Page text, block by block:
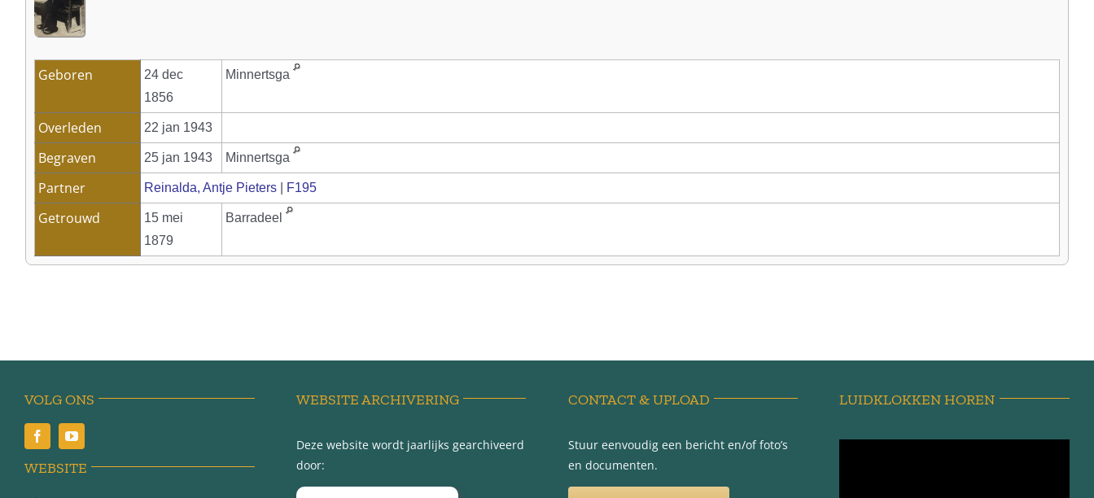
Geboren
24 dec
1856
Minnertsga
Overleden 22 jan 1943
Begraven 25 jan 1943 Minnertsga
Partner Reinalda, Antje Pieters F195
Getrouwd
15 mei
1879
Barradeel
VOLG ONS
WEBSITE
WEBSITE ARCHIVERING
Deze website wordt jaarlijks gearchiveerd
door:
CONTACT & UPLOAD
Stuur eenvoudig een bericht en/of foto’s
en documenten.
LUIDKLOKKEN HOREN